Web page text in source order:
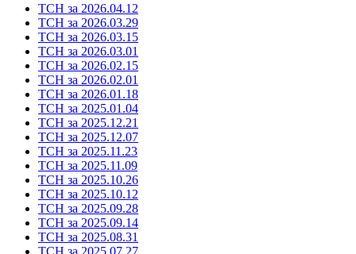
ТСН за 2026.04.12
ТСН за 2026.03.29
ТСН за 2026.03.15
ТСН за 2026.03.01
ТСН за 2026.02.15
ТСН за 2026.02.01
ТСН за 2026.01.18
ТСН за 2025.01.04
ТСН за 2025.12.21
ТСН за 2025.12.07
ТСН за 2025.11.23
ТСН за 2025.11.09
ТСН за 2025.10.26
ТСН за 2025.10.12
ТСН за 2025.09.28
ТСН за 2025.09.14
ТСН за 2025.08.31
ТСН за 2025.07.27